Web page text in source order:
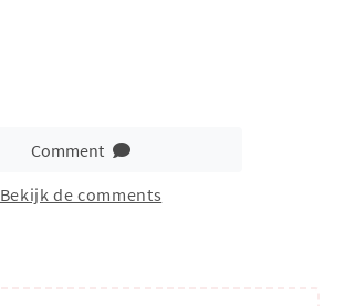
Comment
Bekijk de comments